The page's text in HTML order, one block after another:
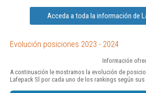
Acceda a toda la información de
Evolución posiciones 2023 - 2024
Información
A continuación le mostramos la evolución de
Lafepack Sl por cada uno de los rankings según sus